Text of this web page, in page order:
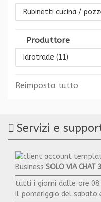
Produttore
Reimposta tutto
Servizi e
Business SOLO VIA CHAT
tutti i giorni dalle ore
il pomeriggio del sabato